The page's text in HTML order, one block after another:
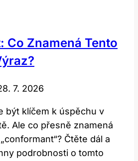
Co Znamená Tento
7. 2026
být klíčem k úspěchu v
Ale co přesně znamená
Čtěte dál a
podrobnosti o tomto